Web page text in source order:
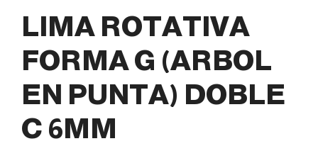
LIMA ROTATIVA
FORMA G (ARBOL
EN PUNTA) DOBLE
C 6MM